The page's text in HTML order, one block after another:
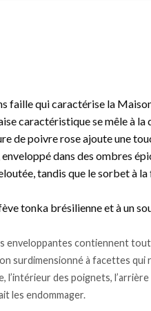
faille qui caractérise la
caractéristique se mêle à la
de poivre rose ajoute une
dans des ombres
tandis que le sorbet à
tonka brésilienne et à un
enveloppantes contiennent
surdimensionné à facettes qui
des poignets,
les endommager.